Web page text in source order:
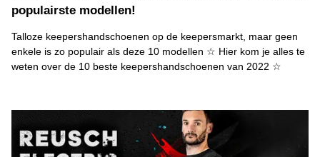
populairste modellen!
Talloze keepershandschoenen op de keepersmarkt, maar geen
enkele is zo populair als deze 10 modellen ☆ Hier kom je alles te
weten over de 10 beste keepershandschoenen van 2022 ☆